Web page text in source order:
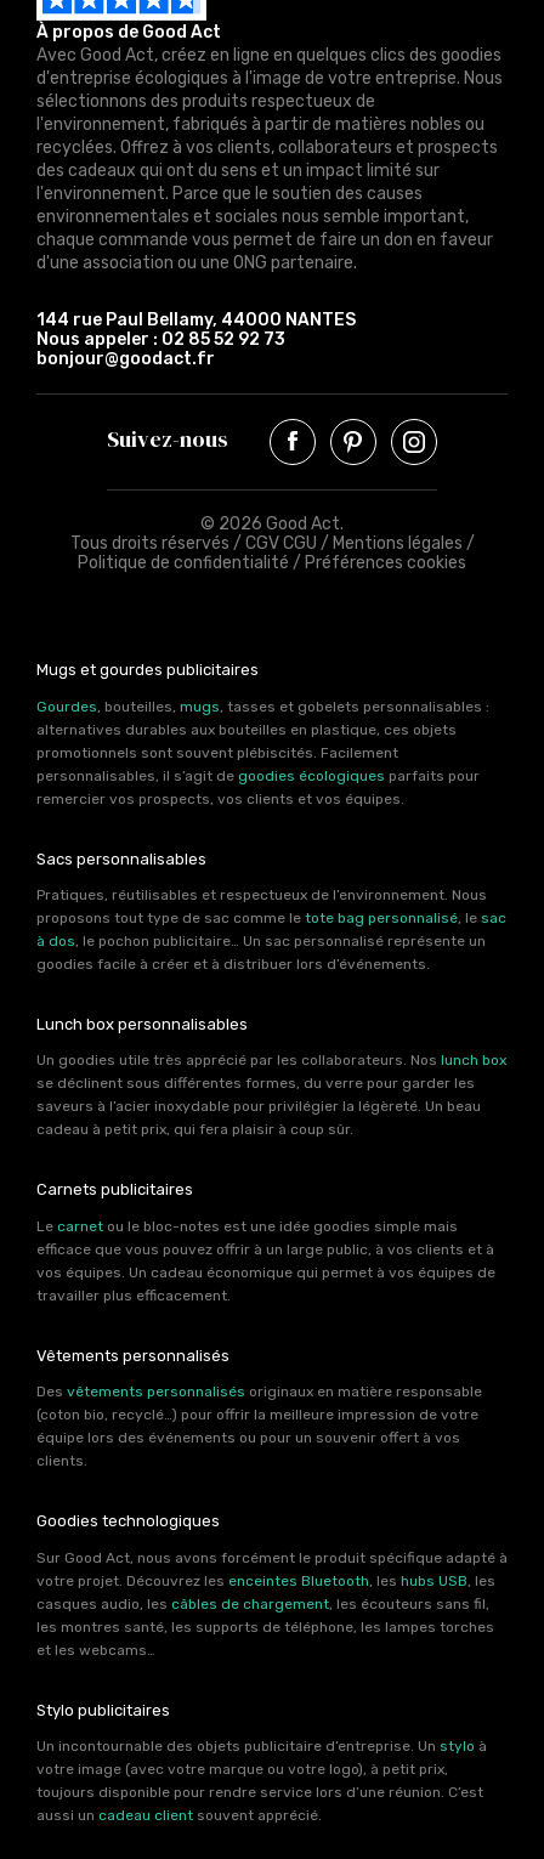
À propos de Good Act
Avec Good Act, créez en ligne en quelques clics des goodies
d'entreprise écologiques à l'image de votre entreprise. Nous
sélectionnons des produits respectueux de
l'environnement, fabriqués à partir de matières nobles ou
recyclées. Offrez à vos clients, collaborateurs et prospects
des cadeaux qui ont du sens et un impact limité sur
l'environnement. Parce que le soutien des causes
environnementales et sociales nous semble important,
chaque commande vous permet de faire un don en faveur
d'une association ou une ONG partenaire.
144 rue Paul Bellamy, 44000 NANTES
Nous appeler : 02 85 52 92 73
bonjour@goodact.fr
Suivez-nous
© 2026 Good Act.
Tous droits réservés / CGV CGU / Mentions légales /
Politique de confidentialité / Préférences cookies
Mugs et gourdes publicitaires
Gourdes , bouteilles, mugs , tasses et gobelets personnalisables :
alternatives durables aux bouteilles en plastique, ces objets
promotionnels sont souvent plébiscités. Facilement
personnalisables, il s’agit de goodies écologiques parfaits pour
remercier vos prospects, vos clients et vos équipes.
Sacs personnalisables
Pratiques, réutilisables et respectueux de l’environnement. Nous
proposons tout type de sac comme le tote bag personnalisé, le sac
à dos, le pochon publicitaire… Un sac personnalisé représente un
goodies facile à créer et à distribuer lors d’événements.
Lunch box personnalisables
Un goodies utile très apprécié par les collaborateurs. Nos lunch box
se déclinent sous différentes formes, du verre pour garder les
saveurs à l’acier inoxydable pour privilégier la légèreté. Un beau
cadeau à petit prix, qui fera plaisir à coup sûr.
Carnets publicitaires
Le carnet ou le bloc-notes est une idée goodies simple mais
efficace que vous pouvez offrir à un large public, à vos clients et à
vos équipes. Un cadeau économique qui permet à vos équipes de
travailler plus efficacement.
Vêtements personnalisés
Des vêtements personnalisés originaux en matière responsable
(coton bio, recyclé…) pour offrir la meilleure impression de votre
équipe lors des événements ou pour un souvenir offert à vos
clients.
Goodies technologiques
Sur Good Act, nous avons forcément le produit spécifique adapté à
votre projet. Découvrez les enceintes Bluetooth , les hubs USB , les
casques audio, les câbles de chargement , les écouteurs sans fil,
les montres santé, les supports de téléphone, les lampes torches
et les webcams…
Stylo publicitaires
Un incontournable des objets publicitaire d’entreprise. Un stylo à
votre image (avec votre marque ou votre logo), à petit prix,
toujours disponible pour rendre service lors d’une réunion. C’est
aussi un cadeau client souvent apprécié.